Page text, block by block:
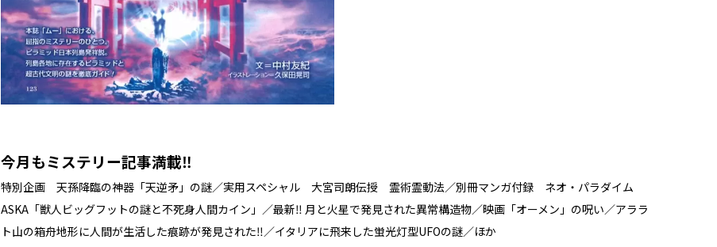
今月もミステリー記事満載‼
特別企画 天孫降臨の神器「天逆矛」の謎／実用スペシャル 大宮司朗伝授 霊術霊動法／別冊マンガ付録 ネオ・パラダイム
ASKA「獣人ビッグフットの謎と不死身人間カイン」／最新‼ 月と火星で発見された異常構造物／映画「オーメン」の呪い／アララ
ト山の箱舟地形に人間が生活した痕跡が発見された‼／イタリアに飛来した蛍光灯型UFOの謎／ほか